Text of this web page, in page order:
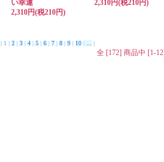
い幸運
2,310円(税210円)
2,310円(税210円)
| 1 | 2 | 3 | 4 | 5 | 6 | 7 | 8 | 9 | 10 | |
全 [172] 商品中 [1-